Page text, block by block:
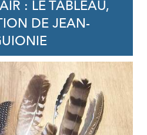
: LE TABLEAU,
DE JEAN-